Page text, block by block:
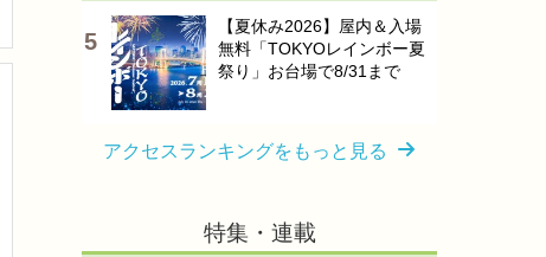
【夏休み2026】屋内＆入場
無料「TOKYOレインボー夏
祭り」お台場で8/31まで
アクセスランキングをもっと見る
特集・連載